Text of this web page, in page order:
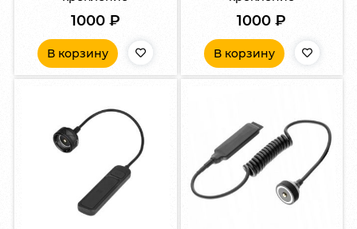
1000 ₽
В корзину
1000₽
В корзину